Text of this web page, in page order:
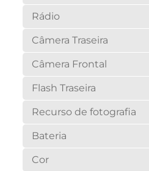
Rádio
Câmera Traseira
Câmera Frontal
Flash Traseira
Recurso de fotografia
Bateria
Cor